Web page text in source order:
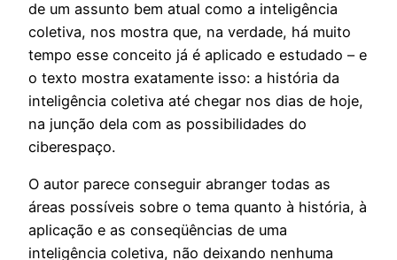
de um assunto bem atual como a inteligência
coletiva, nos mostra que, na verdade, há muito
tempo esse conceito já é aplicado e estudado – e
o texto mostra exatamente isso: a história da
inteligência coletiva até chegar nos dias de hoje,
na junção dela com as possibilidades do
ciberespaço.
O autor parece conseguir abranger todas as
áreas possíveis sobre o tema quanto à história, à
aplicação e as conseqüências de uma
inteligência coletiva, não deixando nenhuma